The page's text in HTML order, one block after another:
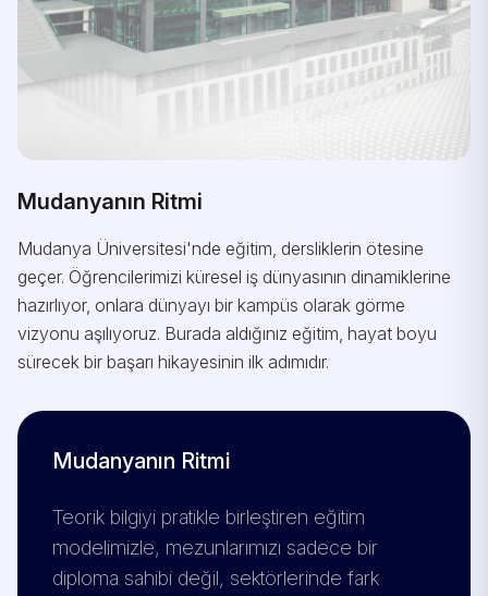
Mudanyanın Ritmi
Mudanya Üniversitesi'nde eğitim, dersliklerin ötesine
geçer. Öğrencilerimizi küresel iş dünyasının dinamiklerine
hazırlıyor, onlara dünyayı bir kampüs olarak görme
vizyonu aşılıyoruz. Burada aldığınız eğitim, hayat boyu
sürecek bir başarı hikayesinin ilk adımıdır.
Mudanyanın Ritmi
Teorik bilgiyi pratikle birleştiren eğitim
modelimizle, mezunlarımızı sadece bir
diploma sahibi değil, sektörlerinde fark